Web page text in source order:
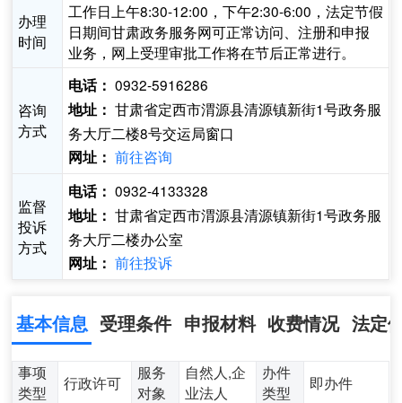
办理
时间
工作日上午8:30-12:00，下午2:30-6:00，法定节假
日期间甘肃政务服务网可正常访问、注册和申报
业务，网上受理审批工作将在节后正常进行。
咨询
方式
电话： 0932-5916286
地址： 甘肃省定西市渭源县清源镇新街1号政务服
务大厅二楼8号交运局窗口
网址： 前往咨询
监督
投诉
方式
电话： 0932-4133328
地址： 甘肃省定西市渭源县清源镇新街1号政务服
务大厅二楼办公室
网址： 前往投诉
基本信息 受理条件 申报材料 收费情况 法定
事项
类型
行政许可
服务
对象
自然人,企
业法人
办件
类型
即办件